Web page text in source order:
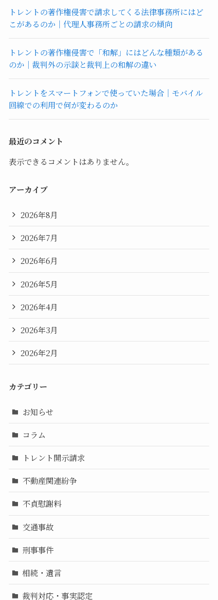
トレントの著作権侵害で請求してくる法律事務所にはど
こがあるのか｜代理人事務所ごとの請求の傾向
トレントの著作権侵害で「和解」にはどんな種類がある
のか｜裁判外の示談と裁判上の和解の違い
トレントをスマートフォンで使っていた場合｜モバイル
回線での利用で何が変わるのか
最近のコメント
表示できるコメントはありません。
アーカイブ
2026年8月
2026年7月
2026年6月
2026年5月
2026年4月
2026年3月
2026年2月
カテゴリー
お知らせ
コラム
トレント開示請求
不動産関連紛争
不貞慰謝料
交通事故
刑事事件
相続・遺言
裁判対応・事実認定